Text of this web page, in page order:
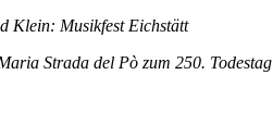
Klein: Musikfest Eichstätt
Strada del Pò zum 250. Todestag